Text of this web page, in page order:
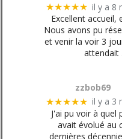
★★★★★ il y a 8
Excellent accueil,
Nous avons pu
et venir la voir 3
attendait
zzbob69
★★★★★ il y a 3
J'ai pu voir à quel
avait évolué au
dernières